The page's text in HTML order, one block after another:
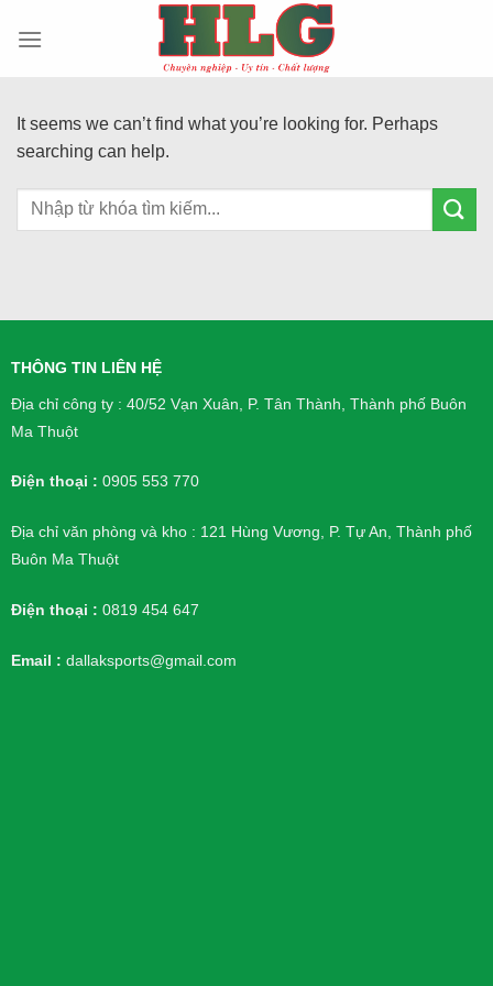
It seems we can’t find what you’re looking for. Perhaps
searching can help.
THÔNG TIN LIÊN HỆ
Địa chỉ công ty : 40/52 Vạn Xuân, P. Tân Thành, Thành phố Buôn
Ma Thuột
Điện thoại : 0905 553 770
Địa chỉ văn phòng và kho : 121 Hùng Vương, P. Tự An, Thành phố
Buôn Ma Thuột
Điện thoại : 0819 454 647
Email : dallaksports@gmail.com